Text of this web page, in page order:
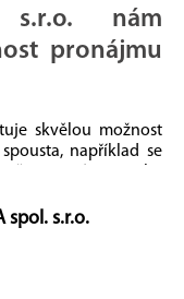
s.r.o. nám
pronájmu
skvělou možnost
například se
nemusíme myslet
ve webovém
spokojení a moc jí
spol. s.r.o.